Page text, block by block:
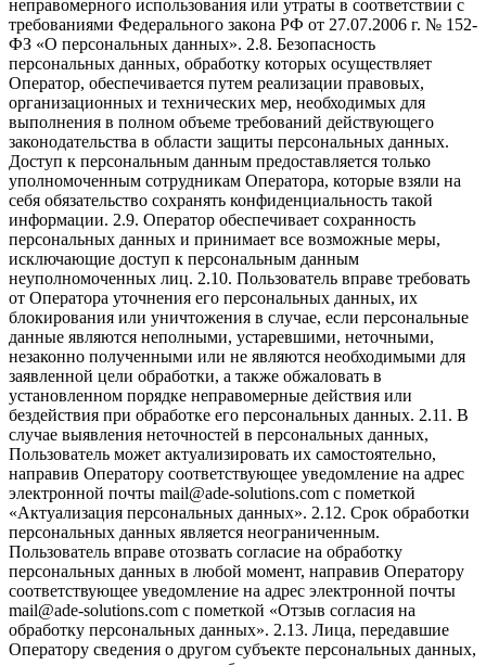
неправомерного использования или утраты в соответствии с
требованиями Федерального закона РФ от 27.07.2006 г. № 152-
ФЗ «О персональных данных». 2.8. Безопасность
персональных данных, обработку которых осуществляет
Оператор, обеспечивается путем реализации правовых,
организационных и технических мер, необходимых для
выполнения в полном объеме требований действующего
законодательства в области защиты персональных данных.
Доступ к персональным данным предоставляется только
уполномоченным сотрудникам Оператора, которые взяли на
себя обязательство сохранять конфиденциальность такой
информации. 2.9. Оператор обеспечивает сохранность
персональных данных и принимает все возможные меры,
исключающие доступ к персональным данным
неуполномоченных лиц. 2.10. Пользователь вправе требовать
от Оператора уточнения его персональных данных, их
блокирования или уничтожения в случае, если персональные
данные являются неполными, устаревшими, неточными,
незаконно полученными или не являются необходимыми для
заявленной цели обработки, а также обжаловать в
установленном порядке неправомерные действия или
бездействия при обработке его персональных данных. 2.11. В
случае выявления неточностей в персональных данных,
Пользователь может актуализировать их самостоятельно,
направив Оператору соответствующее уведомление на адрес
электронной почты mail@ade-solutions.com с пометкой
«Актуализация персональных данных». 2.12. Срок обработки
персональных данных является неограниченным.
Пользователь вправе отозвать согласие на обработку
персональных данных в любой момент, направив Оператору
соответствующее уведомление на адрес электронной почты
mail@ade-solutions.com с пометкой «Отзыв согласия на
обработку персональных данных». 2.13. Лица, передавшие
Оператору сведения о другом субъекте персональных данных,